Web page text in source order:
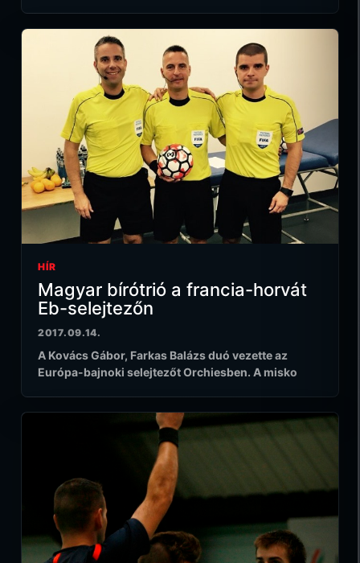
HÍR
Magyar bírótrió a francia-horvát
Eb-selejtezőn
2017.09.14.
A Kovács Gábor, Farkas Balázs duó vezette az
Európa-bajnoki selejtezőt Orchiesben. A misko